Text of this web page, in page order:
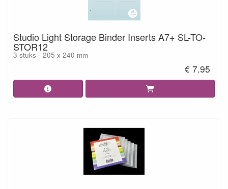
Studio Light Storage Binder Inserts A7+ SL-TO-
STOR12
3 stuks - 205 x 240 mm
€ 7.95